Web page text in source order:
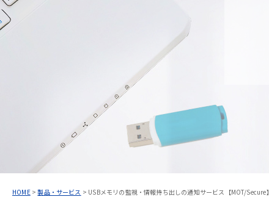
HOME>製品・サービス > USBメモリの監視・情報持ち出しの通知サービス【MOT/Secure】